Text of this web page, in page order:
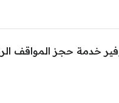
خدمة حجز المواقف